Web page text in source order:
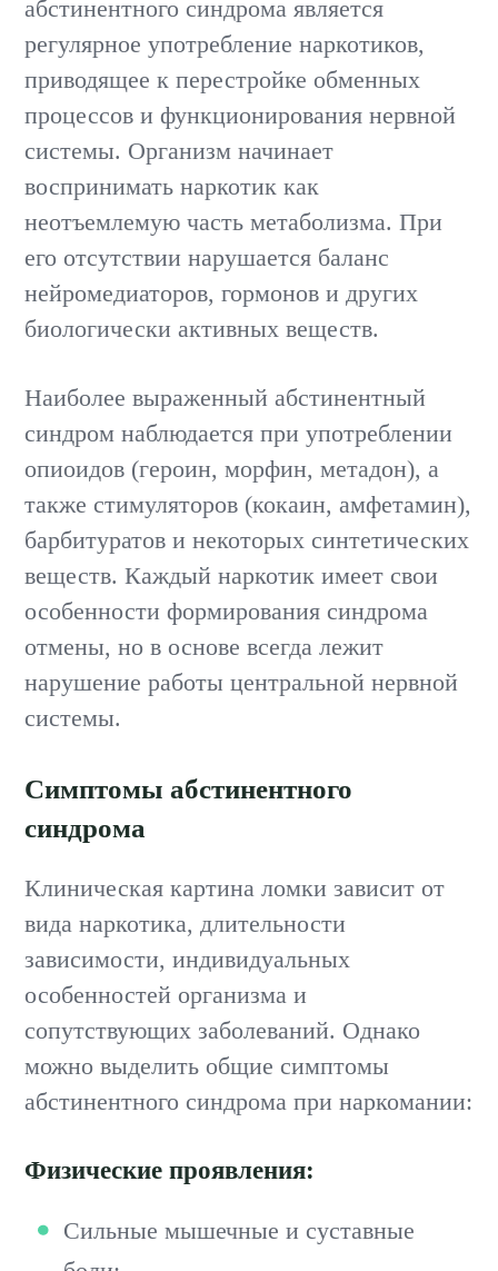
абстинентного синдрома является
регулярное употребление наркотиков,
приводящее к перестройке обменных
процессов и функционирования нервной
системы. Организм начинает
воспринимать наркотик как
неотъемлемую часть метаболизма. При
его отсутствии нарушается баланс
нейромедиаторов, гормонов и других
биологически активных веществ.
Наиболее выраженный абстинентный
синдром наблюдается при употреблении
опиоидов (героин, морфин, метадон), а
также стимуляторов (кокаин, амфетамин),
барбитуратов и некоторых синтетических
веществ. Каждый наркотик имеет свои
особенности формирования синдрома
отмены, но в основе всегда лежит
нарушение работы центральной нервной
системы.
Симптомы абстинентного
синдрома
Клиническая картина ломки зависит от
вида наркотика, длительности
зависимости, индивидуальных
особенностей организма и
сопутствующих заболеваний. Однако
можно выделить общие симптомы
абстинентного синдрома при наркомании:
Физические проявления:
Сильные мышечные и суставные